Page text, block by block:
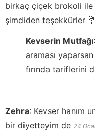
birkaç çiçek brokoli
şimdiden teşekkürler 💐
Kevserin Mutfağı:
araması
fırında tariflerini
Zehra: Kevser hanım
bir diyetteyim de 24